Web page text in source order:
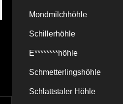
Mondmilchhöhle
Schillerhöhle
E********höhle
Schmetterlingshöhle
Schlattstaler Höhle